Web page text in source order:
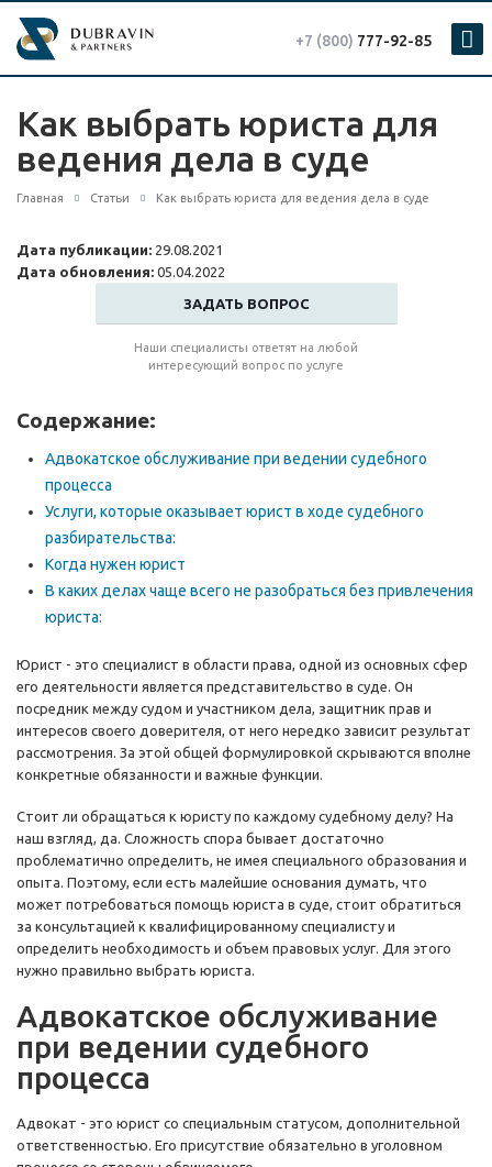
+7 (800) 777-92-85
Как выбрать юриста для
ведения дела в суде
Главная Статьи Как выбрать юриста для ведения дела в суде
Дата публикации: 29.08.2021
Дата обновления: 05.04.2022
ЗАДАТЬ ВОПРОС
Наши специалисты ответят на любой
интересующий вопрос по услуге
Содержание:
Адвокатское обслуживание при ведении судебного
процесса
Услуги, которые оказывает юрист в ходе судебного
разбирательства:
Когда нужен юрист
В каких делах чаще всего не разобраться без привлечения
юриста:
Юрист - это специалист в области права, одной из основных сфер
его деятельности является представительство в суде. Он
посредник между судом и участником дела, защитник прав и
интересов своего доверителя, от него нередко зависит результат
рассмотрения. За этой общей формулировкой скрываются вполне
конкретные обязанности и важные функции.
Стоит ли обращаться к юристу по каждому судебному делу? На
наш взгляд, да. Сложность спора бывает достаточно
проблематично определить, не имея специального образования и
опыта. Поэтому, если есть малейшие основания думать, что
может потребоваться помощь юриста в суде, стоит обратиться
за консультацией к квалифицированному специалисту и
определить необходимость и объем правовых услуг. Для этого
нужно правильно выбрать юриста.
Адвокатское обслуживание
при ведении судебного
процесса
Адвокат - это юрист со специальным статусом, дополнительной
ответственностью. Его присутствие обязательно в уголовном